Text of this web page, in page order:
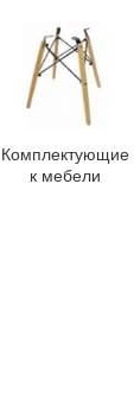
Комплектующие
к мебели